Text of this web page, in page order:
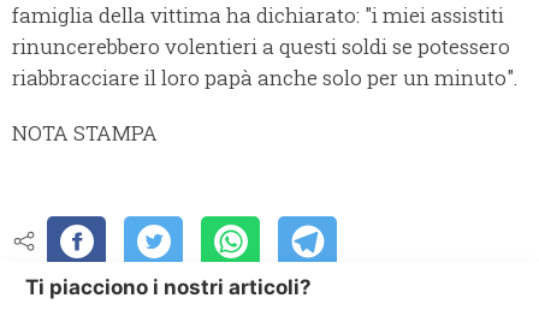
famiglia della vittima ha dichiarato: "i miei assistiti
rinuncerebbero volentieri a questi soldi se potessero
riabbracciare il loro papà anche solo per un minuto".
NOTA STAMPA
Ti piacciono i nostri articoli?